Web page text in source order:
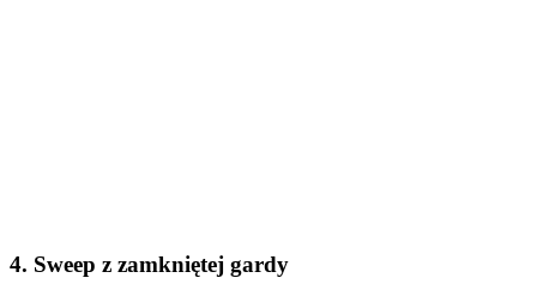
4. Sweep z zamkniętej gardy